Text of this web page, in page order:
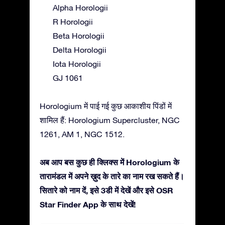
Alpha Horologii
R Horologii
Beta Horologii
Delta Horologii
Iota Horologii
GJ 1061
Horologium में पाई गई कुछ आकाशीय पिंडों में
शामिल हैं: Horologium Supercluster, NGC
1261, AM 1, NGC 1512.
अब आप बस कुछ ही क्लिक्स में Horologium के
तारामंडल में अपने ख़ुद के तारे का नाम रख सकते हैं।
सितारे को नाम दें, इसे 3डी में देखें और इसे OSR
Star Finder App के साथ देखें!